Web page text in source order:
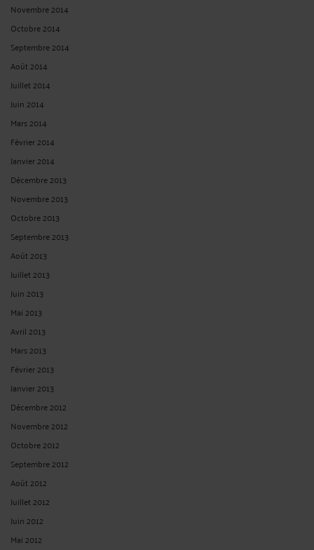
Novembre 2014
Octobre 2014
Septembre 2014
Août 2014
Juillet 2014
Juin 2014
Mars 2014
Février 2014
Janvier 2014
Décembre 2013
Novembre 2013
Octobre 2013
Septembre 2013
Août 2013
Juillet 2013
Juin 2013
Mai 2013
Avril 2013
Mars 2013
Février 2013
Janvier 2013
Décembre 2012
Novembre 2012
Octobre 2012
Septembre 2012
Août 2012
Juillet 2012
Juin 2012
Mai 2012